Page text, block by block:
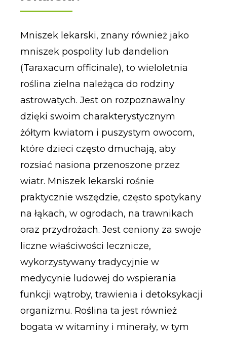
Mniszek lekarski, znany również jako
mniszek pospolity lub dandelion
(Taraxacum officinale), to wieloletnia
roślina zielna należąca do rodziny
astrowatych. Jest on rozpoznawalny
dzięki swoim charakterystycznym
żółtym kwiatom i puszystym owocom,
które dzieci często dmuchają, aby
rozsiać nasiona przenoszone przez
wiatr. Mniszek lekarski rośnie
praktycznie wszędzie, często spotykany
na łąkach, w ogrodach, na trawnikach
oraz przydrożach. Jest ceniony za swoje
liczne właściwości lecznicze,
wykorzystywany tradycyjnie w
medycynie ludowej do wspierania
funkcji wątroby, trawienia i detoksykacji
organizmu. Roślina ta jest również
bogata w witaminy i minerały, w tym